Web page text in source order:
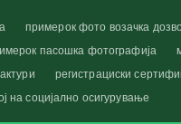
примерок фото возачка
пасошка фотографија
регистрациски
на социјално осигурување